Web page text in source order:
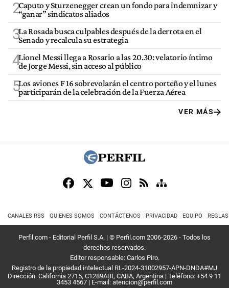
2Caputo y Sturzenegger crean un fondo para indemnizar y
“ganar” sindicatos aliados
3La Rosada busca culpables después de la derrota en el
Senado y recalcula su estrategia
4Lionel Messi llega a Rosario a las 20.30: velatorio íntimo
de Jorge Messi, sin acceso al público
5Los aviones F 16 sobrevolarán el centro porteño y el lunes
participarán de la celebración de la Fuerza Aérea
VER MÁS
CANALES RSS QUIENES SOMOS CONTÁCTENOS PRIVACIDAD EQUIPO
Perfil.com - Editorial Perfil S.A. | © Perfil.com 2006-2026 - Todos los
derechos reservados.
Editor responsable: Carlos Piro.
Registro de la propiedad intelectual RL-2024-31002957-APN-DNDA#MJ
Dirección: California 2715, C1289ABI, CABA, Argentina | Teléfono: +54 9 11
3453 4567 | E-mail: atencion@perfil.com